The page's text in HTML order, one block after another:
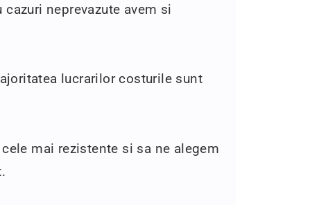
neprevazute avem si
lucrarilor costurile sunt
mai rezistente si sa ne alegem